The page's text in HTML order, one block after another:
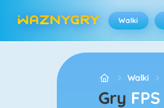
Walki
Walki
Gry FPS